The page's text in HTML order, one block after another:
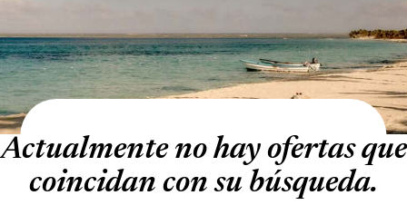
Actualmente no hay ofertas que
coincidan con su búsqueda.